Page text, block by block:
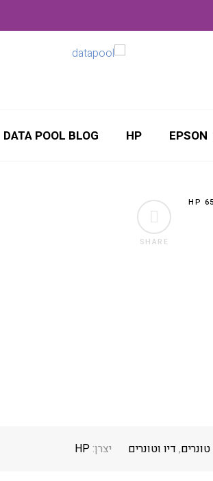
EPSON
HP
DATA POOL BLOG
SHARE
טונרים, דיו וטונרים יצרן: HP